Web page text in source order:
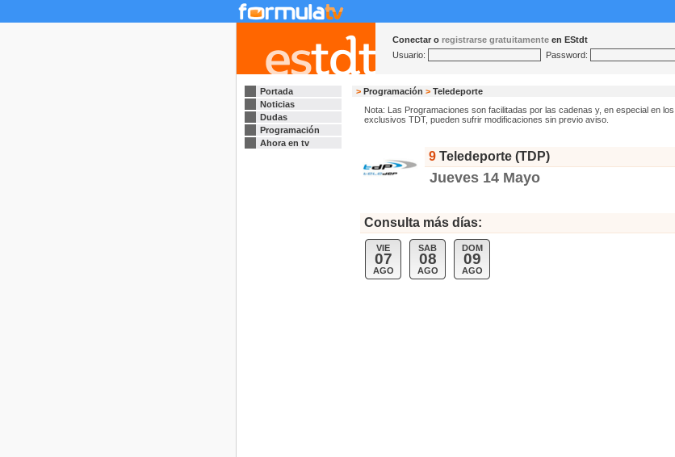
Conectar o registrarse gratuitamente en EStdt
Usuario:
Password:
Portada
Noticias
Dudas
Programación
Ahora en tv
> Programación > Teledeporte
Nota: Las Programaciones son facilitadas por las cadenas y, en especial en
exclusivos TDT, pueden sufrir modificaciones sin previo aviso.
9 Teledeporte (TDP)
Jueves 14 Mayo
Consulta más días:
VIE
07
AGO
SAB
08
AGO
DOM
09
AGO